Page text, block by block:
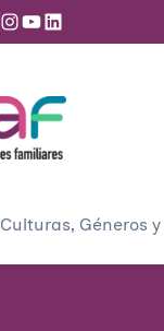
InstagramYouTube LinkedIn
Culturas, Géneros